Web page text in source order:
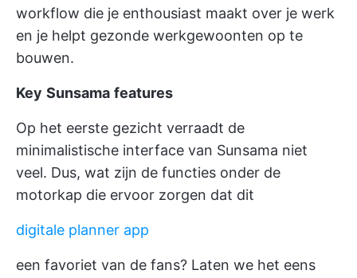
workflow die je enthousiast maakt over je werk
en je helpt gezonde werkgewoonten op te
bouwen.
Key Sunsama features
Op het eerste gezicht verraadt de
minimalistische interface van Sunsama niet
veel. Dus, wat zijn de functies onder de
motorkap die ervoor zorgen dat dit
digitale planner app
een favoriet van de fans? Laten we het eens